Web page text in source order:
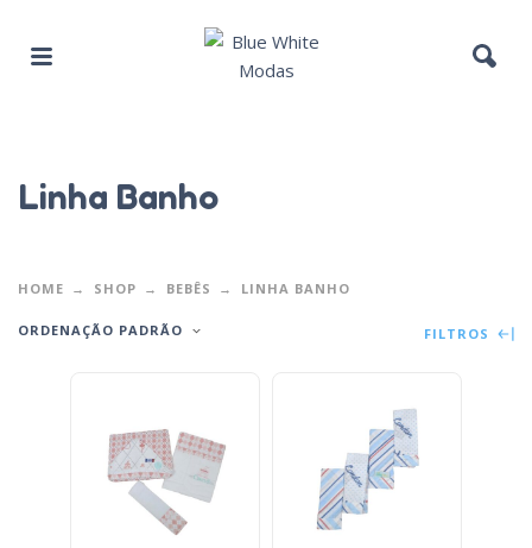
Linha Banho
HOME SHOP BEBÊS LINHA BANHO
ORDENAÇÃO PADRÃO FILTROS